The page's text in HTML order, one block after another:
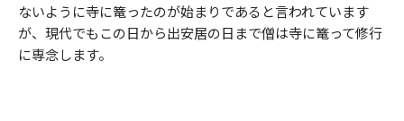
ないように寺に篭ったのが始まりであると言われています
が、現代でもこの日から出安居の日まで僧は寺に篭って修行
に専念します。